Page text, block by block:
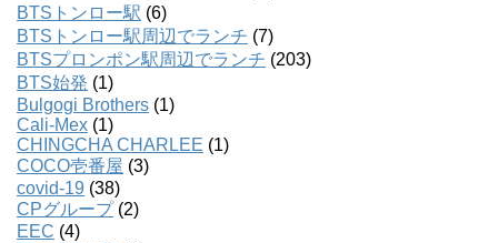
BTSトンロー駅 (6)
BTSトンロー駅周辺でランチ (7)
BTSプロンポン駅周辺でランチ (203)
BTS始発 (1)
Bulgogi Brothers (1)
Cali-Mex (1)
CHINGCHA CHARLEE (1)
COCO壱番屋 (3)
covid-19 (38)
CPグループ(2)
EEC (4)